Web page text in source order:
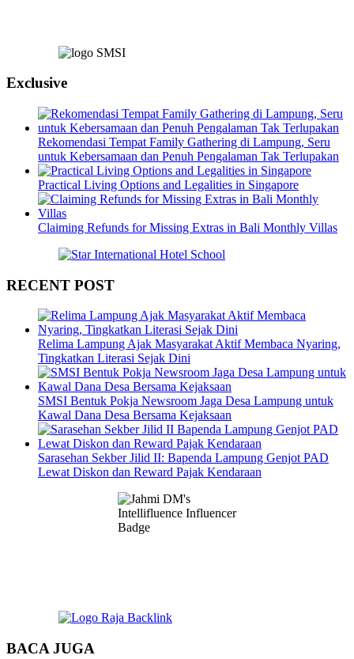
Exclusive
Rekomendasi Tempat Family Gathering di Lampung, Seru
untuk Kebersamaan dan Penuh Pengalaman Tak Terlupakan
Practical Living Options and Legalities in Singapore
Claiming Refunds for Missing Extras in Bali Monthly Villas
RECENT POST
Relima Lampung Ajak Masyarakat Aktif Membaca Nyaring,
Tingkatkan Literasi Sejak Dini
SMSI Bentuk Pokja Newsroom Jaga Desa Lampung untuk
Kawal Dana Desa Bersama Kejaksaan
Sarasehan Sekber Jilid II: Bapenda Lampung Genjot PAD
Lewat Diskon dan Reward Pajak Kendaraan
BACA JUGA